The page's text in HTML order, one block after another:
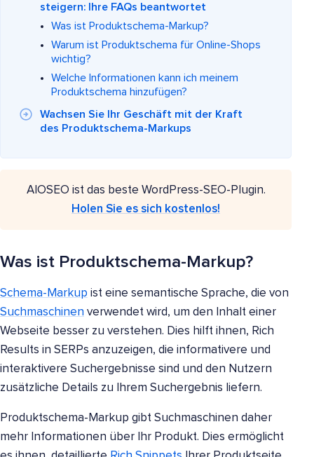
steigern: Ihre FAQs beantwortet
Was ist Produktschema-Markup?
Warum ist Produktschema für Online-Shops
wichtig?
Welche Informationen kann ich meinem
Produktschema hinzufügen?
Wachsen Sie Ihr Geschäft mit der Kraft
des Produktschema-Markups
AIOSEO ist das beste WordPress-SEO-Plugin.
Holen Sie es sich kostenlos!
Was ist Produktschema-Markup?
Schema-Markup ist eine semantische Sprache, die von
Suchmaschinen verwendet wird, um den Inhalt einer
Webseite besser zu verstehen. Dies hilft ihnen, Rich
Results in SERPs anzuzeigen, die informativere und
interaktivere Suchergebnisse sind und den Nutzern
zusätzliche Details zu Ihrem Suchergebnis liefern.
Produktschema-Markup gibt Suchmaschinen daher
mehr Informationen über Ihr Produkt. Dies ermöglicht